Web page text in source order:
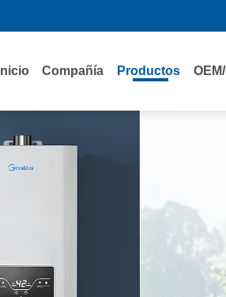
Inicio Compañía Productos